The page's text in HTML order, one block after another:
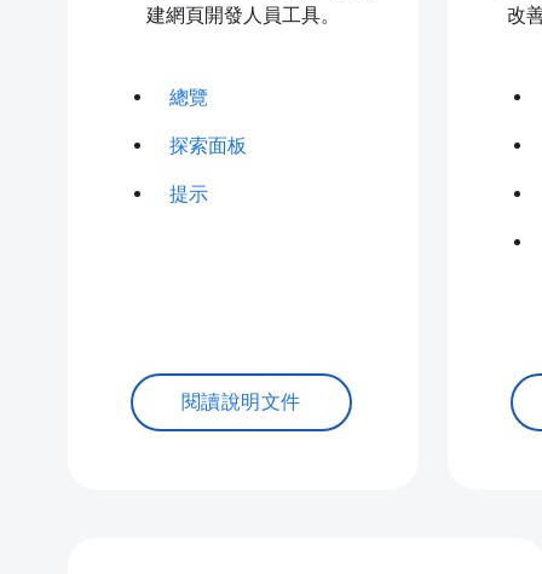
建網頁開發人員工具。
總覽
探索面板
提示
閱讀說明文件
改